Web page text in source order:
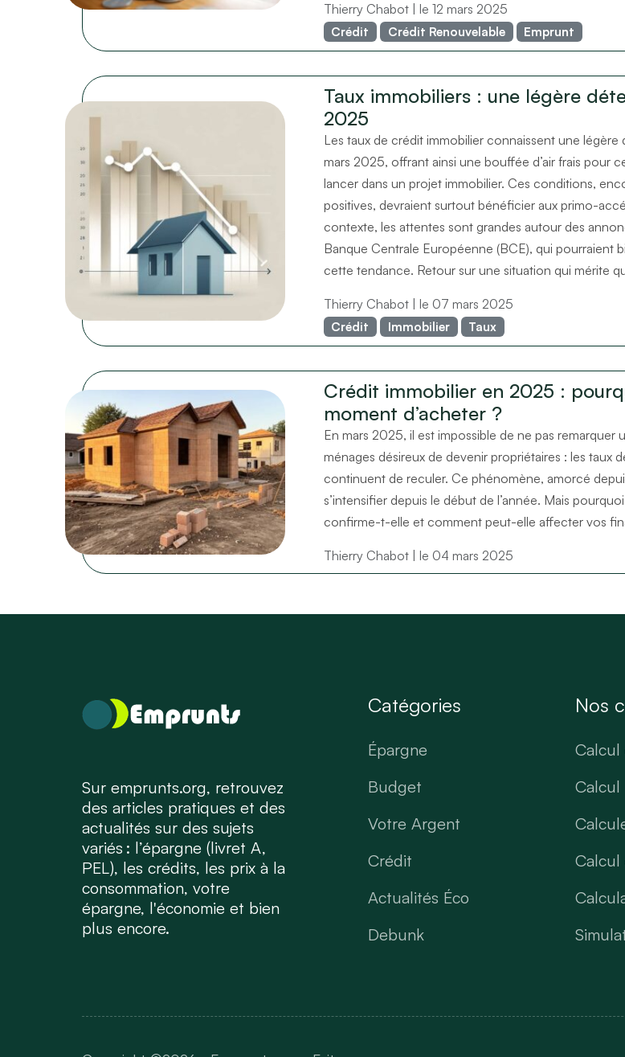
Thierry Chabot| le 12 mars 2025
Crédit Crédit Renouvelable Emprunt
Taux immobiliers : une légère
2025
Les taux de crédit immobilier connaissent une légère
mars 2025, offrant ainsi une bouffée d’air frais pour
lancer dans un projet immobilier. Ces conditions,
positives, devraient surtout bénéficier aux primo-
contexte, les attentes sont grandes autour des
Banque Centrale Européenne (BCE), qui pourraient
cette tendance. Retour sur une situation qui mérite
Thierry Chabot| le 07 mars 2025
Crédit Immobilier Taux
Crédit immobilier en 2025 :
moment d’acheter ?
En mars 2025, il est impossible de ne pas remarquer
ménages désireux de devenir propriétaires : les taux
continuent de reculer. Ce phénomène, amorcé
s’intensifier depuis le début de l’année. Mais
confirme-t-elle et comment peut-elle affecter vos
Thierry Chabot| le 04 mars 2025
Sur emprunts.org, retrouvez
des articles pratiques et des
actualités sur des sujets
variés : l’épargne (livret A,
PEL), les crédits, les prix à la
consommation, votre
épargne, l'économie et bien
plus encore.
Catégories
Épargne
Budget
Votre Argent
Crédit
Actualités Éco
Debunk
Nos
Calcul
Calcul